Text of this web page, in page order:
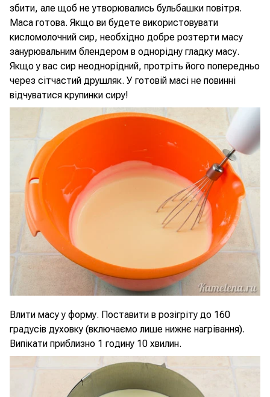
збити, але щоб не утворювались бульбашки повітря.
Маса готова. Якщо ви будете використовувати
кисломолочний сир, необхідно добре розтерти масу
занурювальним блендером в однорідну гладку масу.
Якщо у вас сир неоднорідний, протріть його попередньо
через сітчастий друшляк. У готовій масі не повинні
відчуватися крупинки сиру!
Влити масу у форму. Поставити в розігріту до 160
градусів духовку (включаємо лише нижнє нагрівання).
Випікати приблизно 1 годину 10 хвилин.